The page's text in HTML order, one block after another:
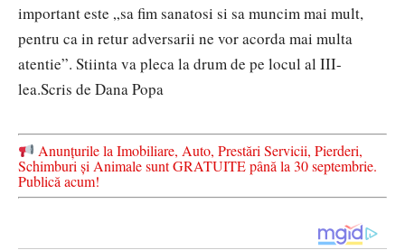
important este „sa fim sanatosi si sa muncim mai mult,
pentru ca in retur adversarii ne vor acorda mai multa
atentie”. Stiinta va pleca la drum de pe locul al III-
lea.Scris de Dana Popa
Anunțurile la Imobiliare, Auto, Prestări Servicii, Pierderi,
Schimburi și Animale sunt GRATUITE până la 30 septembrie.
Publică acum!